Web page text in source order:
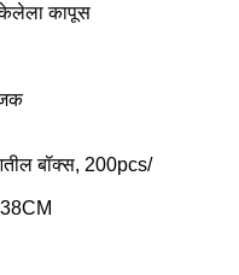
केलेला कापूस
बॉक्स, 200pcs/